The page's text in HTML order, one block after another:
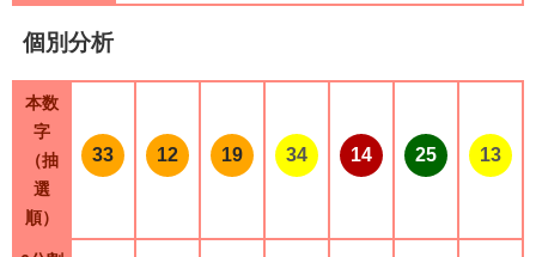
個別分析
本数
字
（抽
選
順）
33 12 19 34 14 25 13